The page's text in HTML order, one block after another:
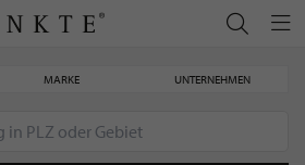
MARKE UNTERNEHMEN